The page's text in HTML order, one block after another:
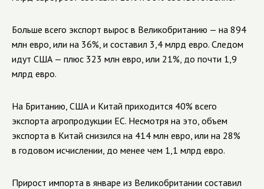
Больше всего экспорт вырос в Великобританию — на 894
млн евро, или на 36%, и составил 3,4 млрд евро. Следом
идут США — плюс 323 млн евро, или 21%, до почти 1,9
млрд евро.
На Британию, США и Китай приходится 40% всего
экспорта агропродукции ЕС. Несмотря на это, объем
экспорта в Китай снизился на 414 млн евро, или на 28%
в годовом исчислении, до менее чем 1,1 млрд евро.
Прирост импорта в январе из Великобритании составил